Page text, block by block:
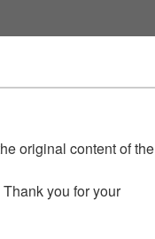
original content of the
you for your